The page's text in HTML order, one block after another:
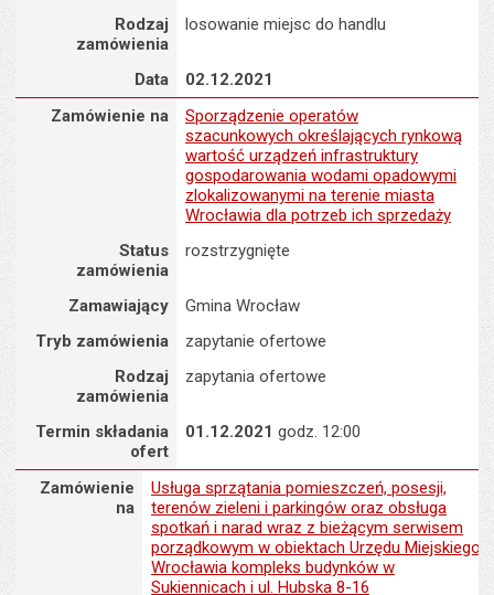
Rodzaj
zamówienia
losowanie miejsc do handlu
Data
02.12.2021
Zamówienie na : Sporządzenie operatów szacunkowych
Zamówienie na
Sporządzenie operatów
szacunkowych określających rynkową
wartość urządzeń infrastruktury
gospodarowania wodami opadowymi
zlokalizowanymi na terenie miasta
Wrocławia dla potrzeb ich sprzedaży
Status
zamówienia
rozstrzygnięte
Zamawiający
Gmina Wrocław
Tryb zamówienia
zapytanie ofertowe
Rodzaj
zamówienia
zapytania ofertowe
Termin składania
ofert
01.12.2021 godz. 12:00
Zamówienie na : Usługa sprzątania pomieszczeń, posesji,
Zamówienie
na
Usługa sprzątania pomieszczeń, posesji,
terenów zieleni i parkingów oraz obsługa
spotkań i narad wraz z bieżącym serwisem
porządkowym w obiektach Urzędu Miejskiego
Wrocławia kompleks budynków w
Sukiennicach i ul. Hubska 8-16